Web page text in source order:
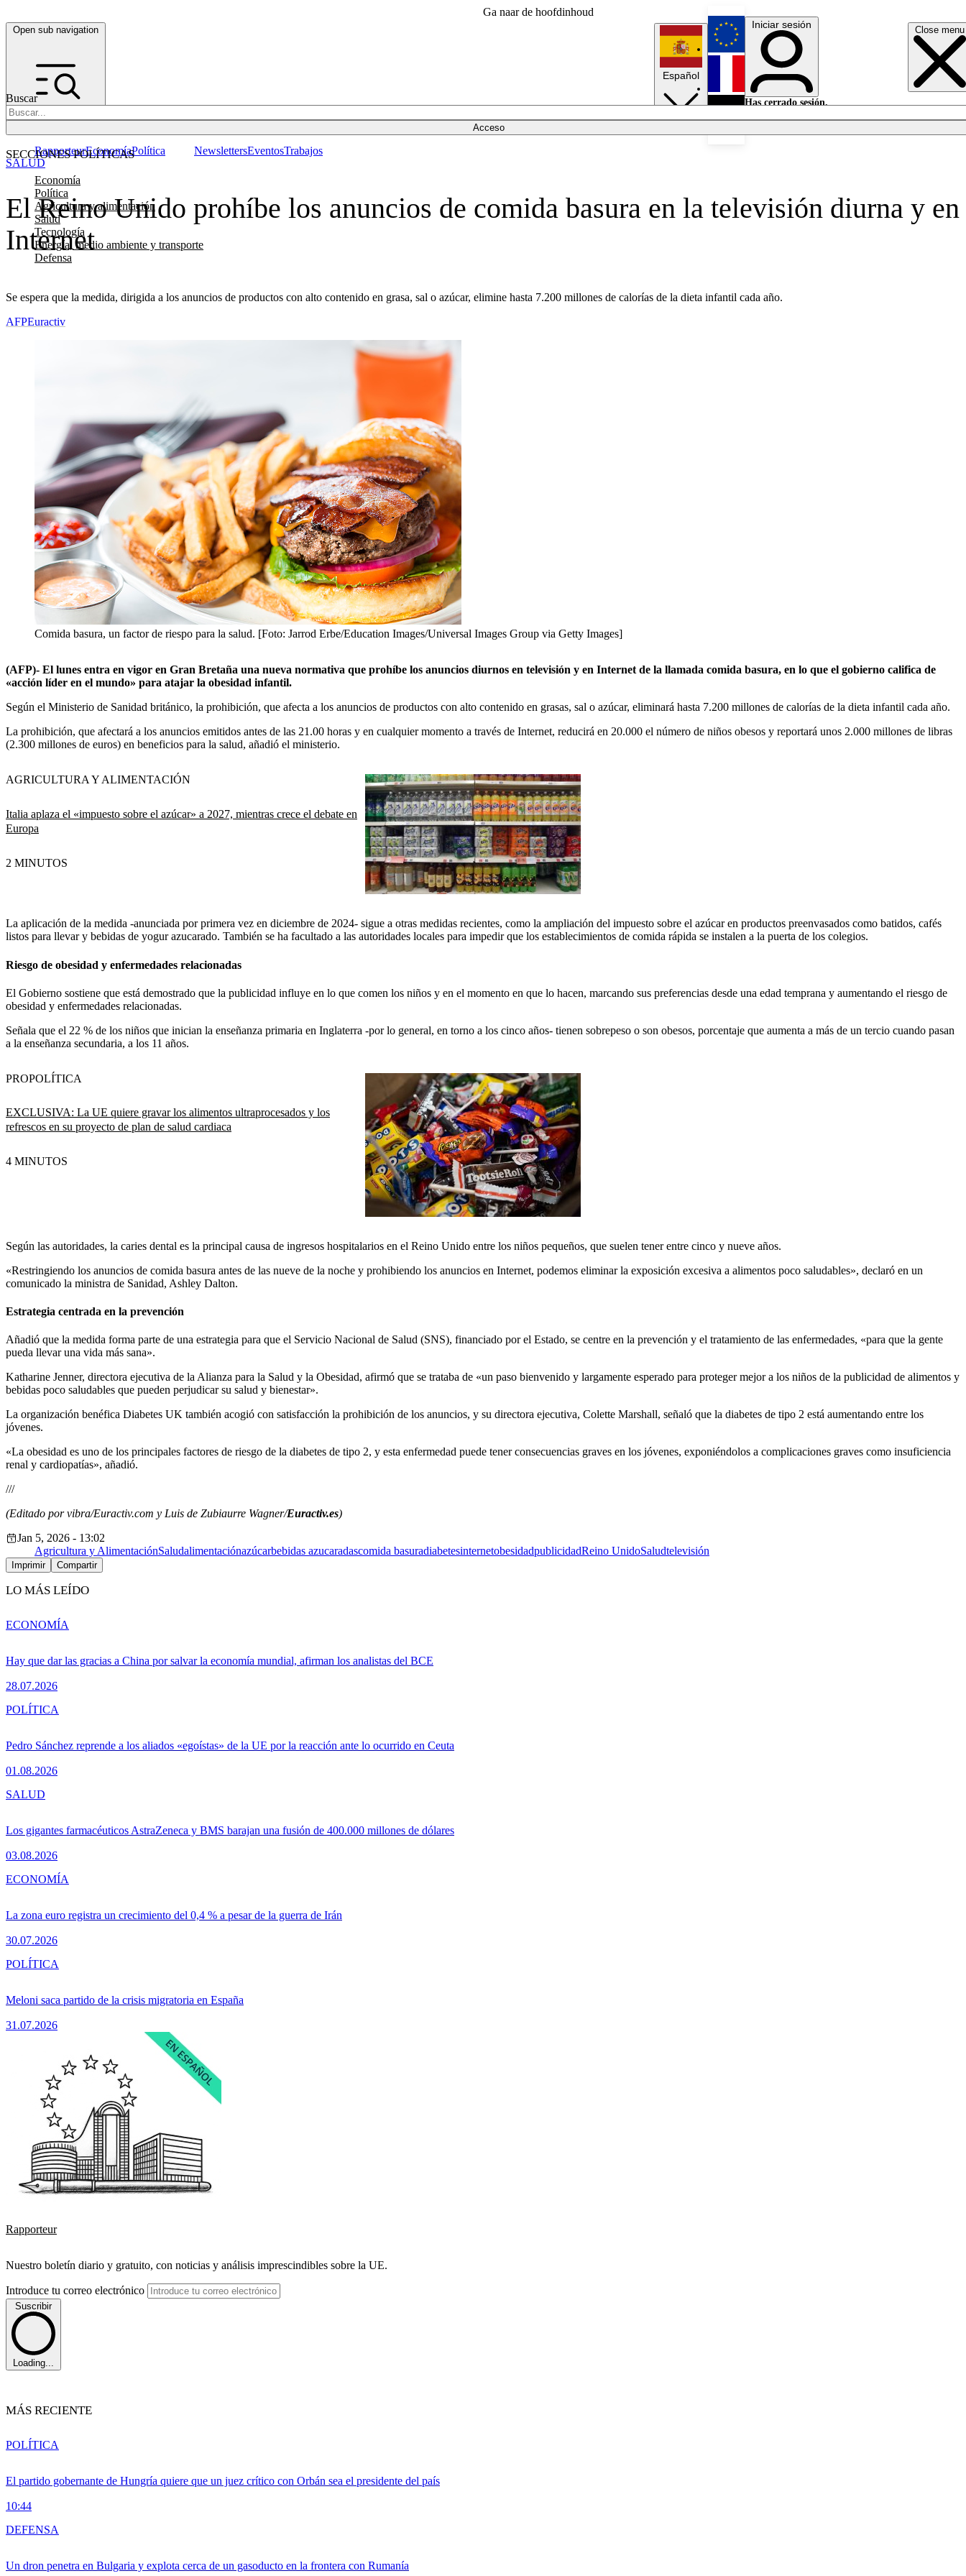
Ga naar de hoofdinhoud
Open sub navigation Close menu
Buscar
Acceso
SECCIONES POLÍTICAS
Economía
Política
Agricultura y alimentación
Salud
Tecnología
Energía, medio ambiente y transporte
Defensa
RapporteurEconomíaPolítica NewslettersEventosTrabajos
Español
English
Français
Iniciar sesión
Has cerrado sesión.
El Reino Unido prohíbe los anuncios de comida basura en la televisión diurna y en
Internet
Se espera que la medida, dirigida a los anuncios de productos con alto contenido en grasa, sal o azúcar, elimine hasta 7.200 millones de calorías de la dieta infantil cada año.
SALUD
AFPEuractiv
Comida basura, un factor de riespo para la salud. [Foto: Jarrod Erbe/Education Images/Universal Images Group via Getty Images]
(AFP)- El lunes entra en vigor en Gran Bretaña una nueva normativa que prohíbe los anuncios diurnos en televisión y en Internet de la llamada comida basura, en lo que el gobierno califica de
«acción líder en el mundo» para atajar la obesidad infantil.
Según el Ministerio de Sanidad británico, la prohibición, que afecta a los anuncios de productos con alto contenido en grasas, sal o azúcar, eliminará hasta 7.200 millones de calorías de la dieta infantil cada año.
La prohibición, que afectará a los anuncios emitidos antes de las 21.00 horas y en cualquier momento a través de Internet, reducirá en 20.000 el número de niños obesos y reportará unos 2.000 millones de libras
(2.300 millones de euros) en beneficios para la salud, añadió el ministerio.
Italia aplaza el «impuesto sobre el azúcar» a 2027, mientras crece el debate en
Europa
AGRICULTURA Y ALIMENTACIÓN
2 MINUTOS
La aplicación de la medida -anunciada por primera vez en diciembre de 2024- sigue a otras medidas recientes, como la ampliación del impuesto sobre el azúcar en productos preenvasados como batidos, cafés
listos para llevar y bebidas de yogur azucarado. También se ha facultado a las autoridades locales para impedir que los establecimientos de comida rápida se instalen a la puerta de los colegios.
Riesgo de obesidad y enfermedades relacionadas
El Gobierno sostiene que está demostrado que la publicidad influye en lo que comen los niños y en el momento en que lo hacen, marcando sus preferencias desde una edad temprana y aumentando el riesgo de
obesidad y enfermedades relacionadas.
Señala que el 22 % de los niños que inician la enseñanza primaria en Inglaterra -por lo general, en torno a los cinco años- tienen sobrepeso o son obesos, porcentaje que aumenta a más de un tercio cuando pasan
a la enseñanza secundaria, a los 11 años.
EXCLUSIVA: La UE quiere gravar los alimentos ultraprocesados y los
refrescos en su proyecto de plan de salud cardiaca
PROPOLÍTICA
4 MINUTOS
Según las autoridades, la caries dental es la principal causa de ingresos hospitalarios en el Reino Unido entre los niños pequeños, que suelen tener entre cinco y nueve años.
«Restringiendo los anuncios de comida basura antes de las nueve de la noche y prohibiendo los anuncios en Internet, podemos eliminar la exposición excesiva a alimentos poco saludables», declaró en un
comunicado la ministra de Sanidad, Ashley Dalton.
Estrategia centrada en la prevención
Añadió que la medida forma parte de una estrategia para que el Servicio Nacional de Salud (SNS), financiado por el Estado, se centre en la prevención y el tratamiento de las enfermedades, «para que la gente
pueda llevar una vida más sana».
Katharine Jenner, directora ejecutiva de la Alianza para la Salud y la Obesidad, afirmó que se trataba de «un paso bienvenido y largamente esperado para proteger mejor a los niños de la publicidad de alimentos y
bebidas poco saludables que pueden perjudicar su salud y bienestar».
La organización benéfica Diabetes UK también acogió con satisfacción la prohibición de los anuncios, y su directora ejecutiva, Colette Marshall, señaló que la diabetes de tipo 2 está aumentando entre los
jóvenes.
«La obesidad es uno de los principales factores de riesgo de la diabetes de tipo 2, y esta enfermedad puede tener consecuencias graves en los jóvenes, exponiéndolos a complicaciones graves como insuficiencia
renal y cardiopatías», añadió.
///
(Editado por vibra/Euractiv.com y Luis de Zubiaurre Wagner/Euractiv.es)
Jan 5, 2026 - 13:02
Agricultura y AlimentaciónSaludalimentaciónazúcarbebidas azucaradascomida basuradiabetesinternetobesidadpublicidadReino UnidoSaludtelevisión
Imprimir Compartir
LO MÁS LEÍDO
Hay que dar las gracias a China por salvar la economía mundial, afirman los analistas del BCE
28.07.2026
ECONOMÍA
Pedro Sánchez reprende a los aliados «egoístas» de la UE por la reacción ante lo ocurrido en Ceuta
01.08.2026
POLÍTICA
Los gigantes farmacéuticos AstraZeneca y BMS barajan una fusión de 400.000 millones de dólares
03.08.2026
SALUD
La zona euro registra un crecimiento del 0,4 % a pesar de la guerra de Irán
30.07.2026
ECONOMÍA
Meloni saca partido de la crisis migratoria en España
31.07.2026
POLÍTICA
Rapporteur
Nuestro boletín diario y gratuito, con noticias y análisis imprescindibles sobre la UE.
Introduce tu correo electrónico
Suscribir
Loading...
MÁS RECIENTE
El partido gobernante de Hungría quiere que un juez crítico con Orbán sea el presidente del país
10:44
POLÍTICA
Un dron penetra en Bulgaria y explota cerca de un gasoducto en la frontera con Rumanía
DEFENSA